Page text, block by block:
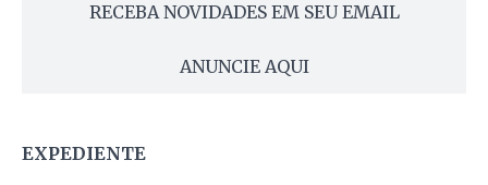
RECEBA NOVIDADES EM SEU EMAIL
ANUNCIE AQUI
EXPEDIENTE